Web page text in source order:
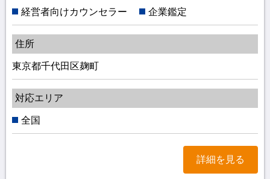
経営者向けカウンセラー 企業鑑定
住所
東京都千代田区麹町
対応エリア
全国
詳細を見る